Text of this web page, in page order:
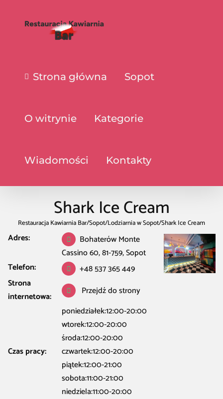
Strona główna Sopot
O witrynie Kategorie
Wiadomości Kontakty
Shark Ice Cream
Restauracja Kawiarnia Bar/Sopot/Lodziarnia w Sopot/Shark Ice Cream
Adres:
Bohaterów Monte
Cassino 60, 81-759, Sopot
Telefon:
+48 537 365 449
Strona
internetowa:
Przejdź do strony
Czas pracy:
poniedziałek:12:00-20:00
wtorek:12:00-20:00
środa:12:00-20:00
czwartek:12:00-20:00
piątek:12:00-21:00
sobota:11:00-21:00
niedziela:11:00-20:00